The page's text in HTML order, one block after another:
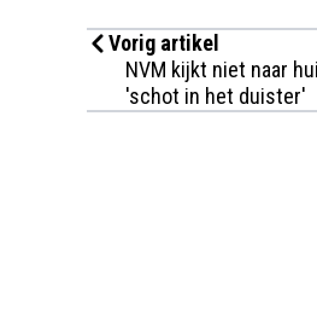
Vorig artikel
NVM kijkt niet naar
'schot in het duister'